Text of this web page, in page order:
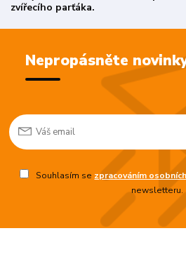
zvířecího parťáka.
Nepropásněte
Souhlasím se zpracováním
newsletteru.